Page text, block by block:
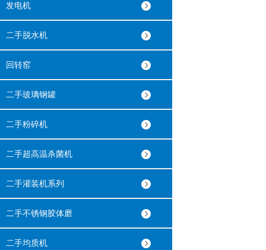
发电机
二手脱水机
回转窑
二手玻璃钢罐
二手粉碎机
二手超高温杀菌机
二手灌装机系列
二手不锈钢胶体磨
二手均质机